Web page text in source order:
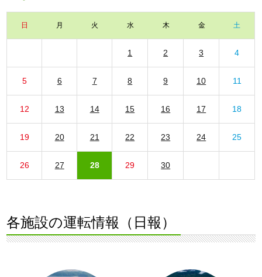
日 月 火 水 木 金 土
1 2 3 4
5 6 7 8 9 10 11
12 13 14 15 16 17 18
19 20 21 22 23 24 25
26 27 28 29 30
各施設の運転情報（日報）